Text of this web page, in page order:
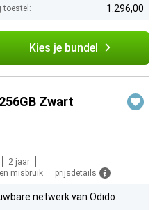
toestel: 1.296,00
Kies je bundel
Zwart
2 jaar
misbruik
prijsdetails
netwerk van Odido